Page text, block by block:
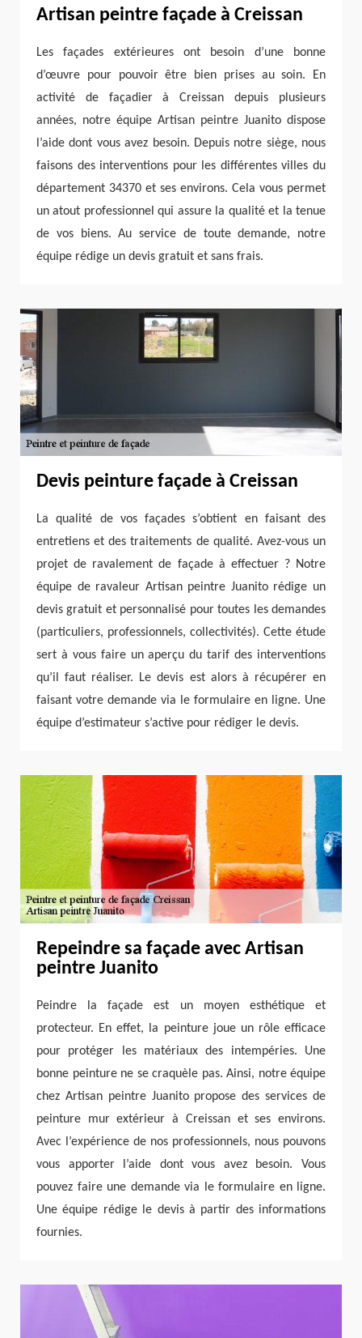
Artisan peintre façade à Creissan
Les façades extérieures ont besoin d’une bonne
d’œuvre pour pouvoir être bien prises au soin. En
activité de façadier à Creissan depuis plusieurs
années, notre équipe Artisan peintre Juanito dispose
l’aide dont vous avez besoin. Depuis notre siège, nous
faisons des interventions pour les différentes villes du
département 34370 et ses environs. Cela vous permet
un atout professionnel qui assure la qualité et la tenue
de vos biens. Au service de toute demande, notre
équipe rédige un devis gratuit et sans frais.
Devis peinture façade à Creissan
La qualité de vos façades s’obtient en faisant des
entretiens et des traitements de qualité. Avez-vous un
projet de ravalement de façade à effectuer ? Notre
équipe de ravaleur Artisan peintre Juanito rédige un
devis gratuit et personnalisé pour toutes les demandes
(particuliers, professionnels, collectivités). Cette étude
sert à vous faire un aperçu du tarif des interventions
qu’il faut réaliser. Le devis est alors à récupérer en
faisant votre demande via le formulaire en ligne. Une
équipe d’estimateur s’active pour rédiger le devis.
Repeindre sa façade avec Artisan
peintre Juanito
Peindre la façade est un moyen esthétique et
protecteur. En effet, la peinture joue un rôle efficace
pour protéger les matériaux des intempéries. Une
bonne peinture ne se craquèle pas. Ainsi, notre équipe
chez Artisan peintre Juanito propose des services de
peinture mur extérieur à Creissan et ses environs.
Avec l’expérience de nos professionnels, nous pouvons
vous apporter l’aide dont vous avez besoin. Vous
pouvez faire une demande via le formulaire en ligne.
Une équipe rédige le devis à partir des informations
fournies.